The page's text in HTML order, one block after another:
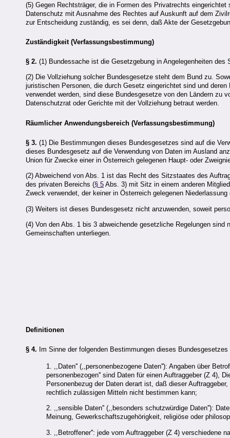
(5) Gegen Rechtsträger, die in Formen des Privatrechts
Datenschutz mit Ausnahme des Rechtes auf Auskunft auf dem
zur Entscheidung zuständig, es sei denn, daß Akte der
Zuständigkeit (Verfassungsbestimmung)
§ 2. (1) Bundessache ist die Gesetzgebung in Angelegenheiten
(2) Die Vollziehung solcher Bundesgesetze steht dem Bund zu.
juristischen Personen, die durch Gesetz eingerichtet sind und
verwendet werden, sind diese Bundesgesetze von den Ländern zu
Datenschutzrat oder Gerichte mit der Vollziehung betraut werden.
Räumlicher Anwendungsbereich (Verfassungsbestimmung)
§ 3. (1) Die Bestimmungen dieses Bundesgesetzes sind auf die
dieses Bundesgesetz auf die Verwendung von Daten im Ausland
Union für Zwecke einer in Österreich gelegenen Haupt- oder
(2) Abweichend von Abs. 1 ist das Recht des Sitzstaates des
des privaten Bereichs (§ 5 Abs. 3) mit Sitz in einem anderen
Zweck verwendet, der keiner in Österreich gelegenen
(3) Weiters ist dieses Bundesgesetz nicht anzuwenden, soweit
(4) Von den Abs. 1 bis 3 abweichende gesetzliche Regelungen
Gemeinschaften unterliegen.
Definitionen
§ 4. Im Sinne der folgenden Bestimmungen dieses
1. ,,Daten'' (,,personenbezogene Daten''): Angaben über
personenbezogen'' sind Daten für einen Auftraggeber (Z 4),
Personenbezug der Daten derart ist, daß dieser
rechtlich zulässigen Mitteln nicht bestimmen kann;
2. ,,sensible Daten'' (,,besonders schutzwürdige Daten''):
Meinung, Gewerkschaftszugehörigkeit, religiöse oder
3. ,,Betroffener'': jede vom Auftraggeber (Z 4) verschiedene